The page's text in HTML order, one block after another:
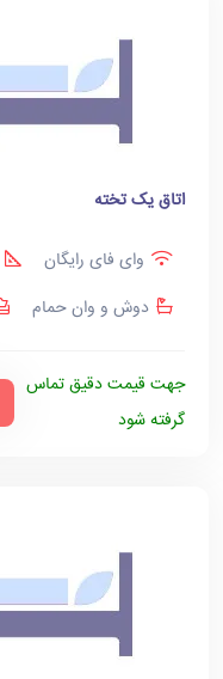
اتاق یک تخته
وای فای رایگان
دوش و وان حمام
جهت قیمت دقیق تماس
گرفته شود